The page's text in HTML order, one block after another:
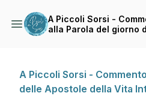
A Piccoli Sorsi -
alla Parola del giorno
A Piccoli Sorsi -
delle Apostole della Vita